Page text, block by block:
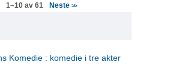
1–10 av 61 Neste>>
Komedie : komedie i tre akter